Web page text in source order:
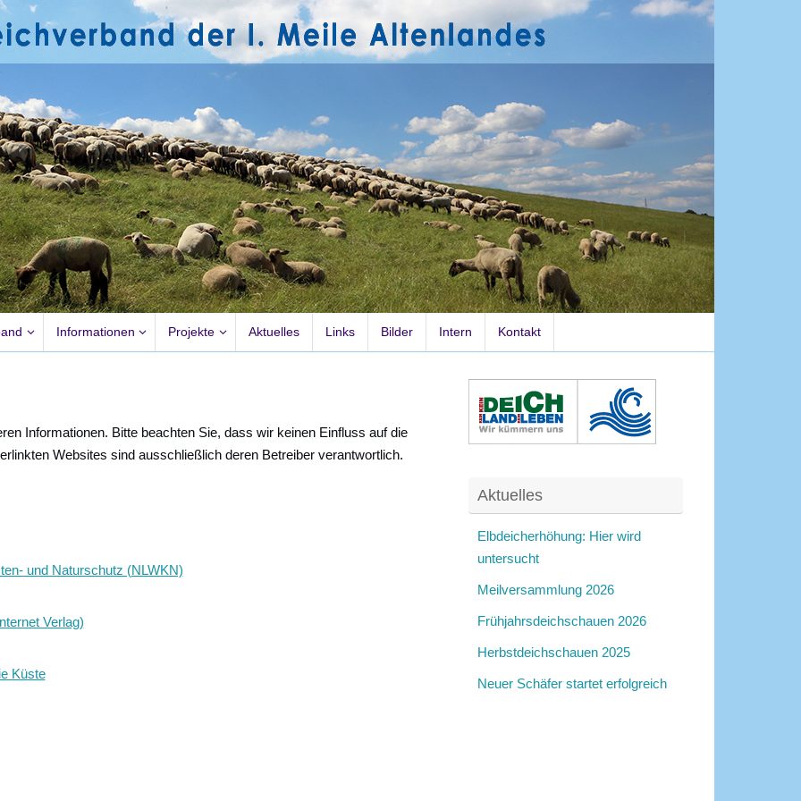
Informationen Projekte Aktuelles Links Bilder Intern Kontakt
Informationen. Bitte beachten Sie, dass wir keinen Einfluss auf die
Websites sind ausschließlich deren Betreiber verantwortlich.
und Naturschutz (NLWKN)
Verlag)
Küste
Aktuelles
Elbdeicherhöhung: Hier wird
untersucht
Meilversammlung 2026
Frühjahrsdeichschauen 2026
Herbstdeichschauen 2025
Neuer Schäfer startet erfolgreich